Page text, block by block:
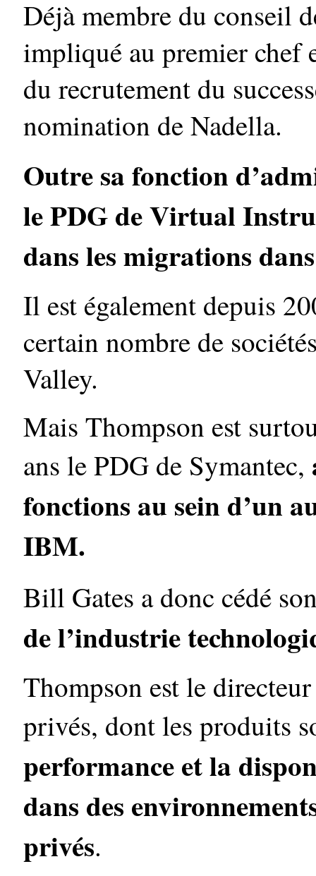
Déjà membre du conseil
impliqué au premier chef
du recrutement du
nomination de Nadella.
Outre sa fonction
le PDG de Virtual
dans les migrations
Il est également depuis
certain nombre de
Valley.
Mais Thompson est
ans le PDG de Symantec,
fonctions au sein d’un
IBM.
Bill Gates a donc cédé
de l’industrie
Thompson est le
privés, dont les produits
performance et la
dans des
privés.